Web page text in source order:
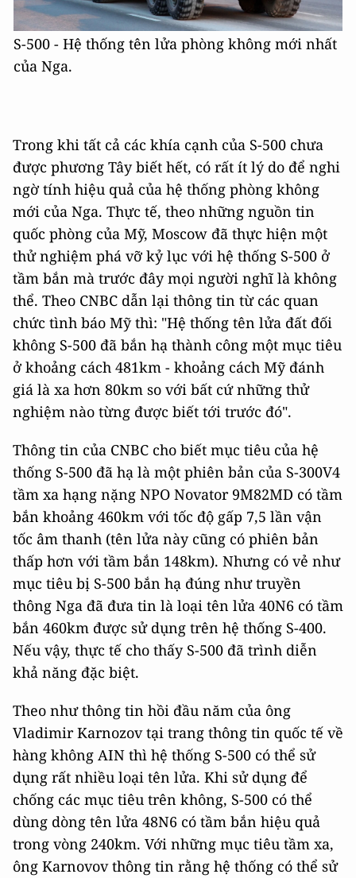
S-500 - Hệ thống tên lửa phòng không mới nhất
của Nga.
Trong khi tất cả các khía cạnh của S-500 chưa
được phương Tây biết hết, có rất ít lý do để nghi
ngờ tính hiệu quả của hệ thống phòng không
mới của Nga. Thực tế, theo những nguồn tin
quốc phòng của Mỹ, Moscow đã thực hiện một
thử nghiệm phá vỡ kỷ lục với hệ thống S-500 ở
tầm bắn mà trước đây mọi người nghĩ là không
thể. Theo CNBC dẫn lại thông tin từ các quan
chức tình báo Mỹ thì: "Hệ thống tên lửa đất đối
không S-500 đã bắn hạ thành công một mục tiêu
ở khoảng cách 481km - khoảng cách Mỹ đánh
giá là xa hơn 80km so với bất cứ những thử
nghiệm nào từng được biết tới trước đó".
Thông tin của CNBC cho biết mục tiêu của hệ
thống S-500 đã hạ là một phiên bản của S-300V4
tầm xa hạng nặng NPO Novator 9M82MD có tầm
bắn khoảng 460km với tốc độ gấp 7,5 lần vận
tốc âm thanh (tên lửa này cũng có phiên bản
thấp hơn với tầm bắn 148km). Nhưng có vẻ như
mục tiêu bị S-500 bắn hạ đúng như truyền
thông Nga đã đưa tin là loại tên lửa 40N6 có tầm
bắn 460km được sử dụng trên hệ thống S-400.
Nếu vậy, thực tế cho thấy S-500 đã trình diễn
khả năng đặc biệt.
Theo như thông tin hồi đầu năm của ông
Vladimir Karnozov tại trang thông tin quốc tế về
hàng không AIN thì hệ thống S-500 có thể sử
dụng rất nhiều loại tên lửa. Khi sử dụng để
chống các mục tiêu trên không, S-500 có thể
dùng dòng tên lửa 48N6 có tầm bắn hiệu quả
trong vòng 240km. Với những mục tiêu tầm xa,
ông Karnovov thông tin rằng hệ thống có thể sử